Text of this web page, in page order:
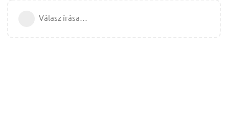
Válasz írása…